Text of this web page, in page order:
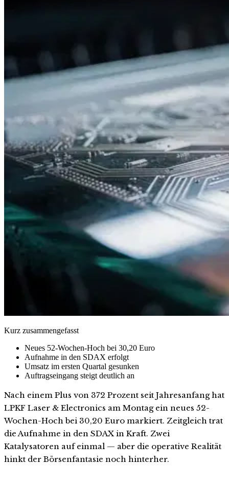
Kurz zusammengefasst
Neues 52-Wochen-Hoch bei 30,20 Euro
Aufnahme in den SDAX erfolgt
Umsatz im ersten Quartal gesunken
Auftragseingang steigt deutlich an
Nach einem Plus von 372 Prozent seit Jahresanfang hat
LPKF Laser & Electronics am Montag ein neues 52-
Wochen-Hoch bei 30,20 Euro markiert. Zeitgleich trat
die Aufnahme in den SDAX in Kraft. Zwei
Katalysatoren auf einmal — aber die operative Realität
hinkt der Börsenfantasie noch hinterher.